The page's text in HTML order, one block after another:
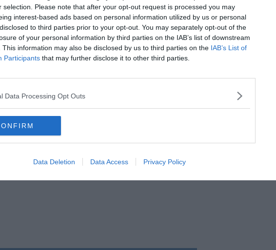
selection. Please note that after your opt-out request is processed you may
interest-based ads based on personal information utilized by us or personal
to third parties prior to your opt-out. You may separately opt-out of the
of your personal information by third parties on the IAB’s list of downstream
This information may also be disclosed by us to third parties on the IAB’s List of
Participants that may further disclose it to other third parties.
Data Processing Opt Outs
Data Deletion Data Access Privacy Policy
1947, con Humphrey Bogart.
Vincenzo Bellini
Giacomo Puccini
spicci” di Zerocalcare.